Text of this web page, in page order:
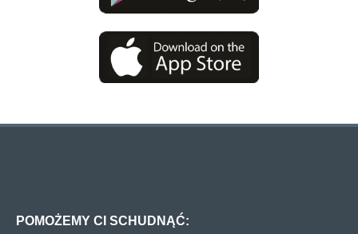
POMOŻEMY CI SCHUDNĄĆ: